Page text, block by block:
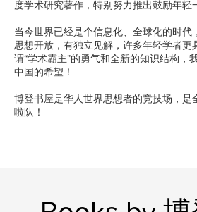
度学术研究著作，特别努力推出鼓励年轻
当今世界已经是个信息化、全球化的时代
思想开放，有独立见解，许多年轻学者更
谓“学术霸主”的勇气和全新的知识结构，
中国的希望！
博登书屋是华人世界思想者的竞技场，是
啦队！